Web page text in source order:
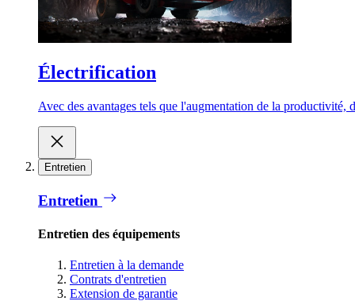
Électrification
Avec des avantages tels que l'augmentation de la
Entretien
Entretien
Entretien des équipements
Entretien à la demande
Contrats d'entretien
Extension de garantie